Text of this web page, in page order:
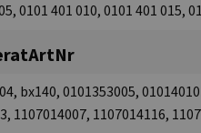
0101 401 010, 0101 401 015,
bx140, 0101353005,
1107014007, 1107014116,